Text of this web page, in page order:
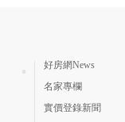
好房網News
名家專欄
實價登錄新聞